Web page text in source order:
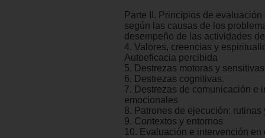
Parte II. Principios de
según las causas de los
desempeño de las actividades
4. Valores, creencias y
Autoeficacia percibida
5. Destrezas motoras y sensitivas
6. Destrezas cognitivas.
7. Destrezas de comunicación e
emocionales
8. Patrones de ejecución: rutinas
9. Contextos y entornos
10. Evaluación e intervención en